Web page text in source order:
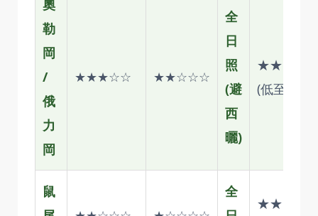
奧
勒
岡
/
俄
力
岡
★★★☆☆ ★★☆☆☆
全
日
照
(避
西
曬)
(低至中)
鼠
全